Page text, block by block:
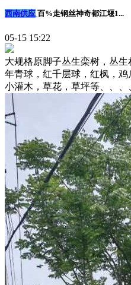
西南供应 百%走钢丝神奇都江堰1...
05-15 15:22
大规格原脚子丛生栾树，丛
年青球，红千层球，红枫，鸡
小灌木，草花，草坪等、、、